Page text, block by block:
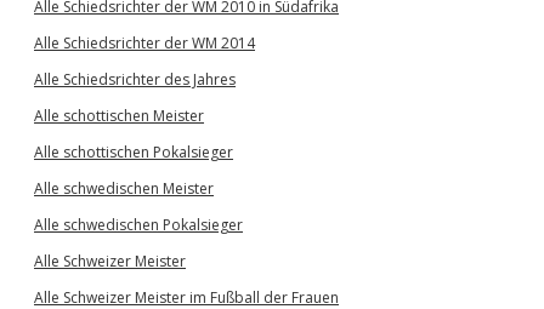
Alle Schiedsrichter der WM 2010 in Südafrika
Alle Schiedsrichter der WM 2014
Alle Schiedsrichter des Jahres
Alle schottischen Meister
Alle schottischen Pokalsieger
Alle schwedischen Meister
Alle schwedischen Pokalsieger
Alle Schweizer Meister
Alle Schweizer Meister im Fußball der Frauen